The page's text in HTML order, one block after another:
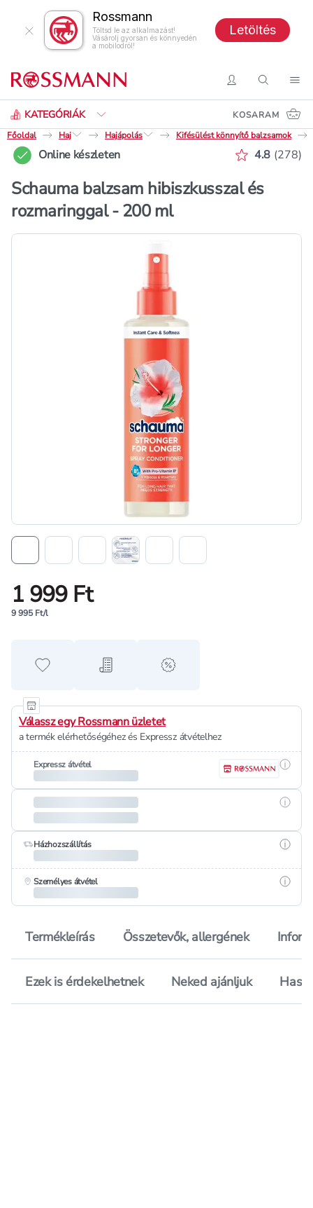
Rossmann
Töltsd le az alkalmazást!
Vásárolj gyorsan és könnyedén
a mobilodról!
Letöltés
BelépésKeresés
KATEGÓRIÁK
Keresés
KOSARAM
Főoldal
Haj Hajápolás Kifésülést könnyítő balzsamok
Online készleten Értékelés
4.8 (278)
Schauma balzsam hibiszkusszal és
rozmaringgal - 200 ml
1 999 Ft
9 995 Ft/l
Hozzáadás a kedvencekhez
Hozzáadás a bevásárló listához
alert when on sale
Válassz egy Rossmann üzletet
a termék elérhetőségéhez és Expressz átvételhez
Expressz átvétel
Házhozszállítás
Személyes átvétel
Termékleírás Összetevők, allergének
Ezek is érdekelhetnek Neked ajánljuk